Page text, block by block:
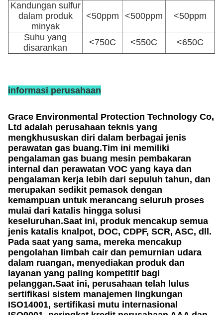
Kandungan sulfur
dalam produk
minyak
<50ppm <500ppm <50ppm
Suhu yang
disarankan
<750C <550C <650C
informasi perusahaan
Grace Environmental Protection Technology Co,
Ltd adalah perusahaan teknis yang
mengkhususkan diri dalam berbagai jenis
perawatan gas buang.Tim ini memiliki
pengalaman gas buang mesin pembakaran
internal dan perawatan VOC yang kaya dan
pengalaman kerja lebih dari sepuluh tahun, dan
merupakan sedikit pemasok dengan
kemampuan untuk merancang seluruh proses
mulai dari katalis hingga solusi
keseluruhan.Saat ini, produk mencakup semua
jenis katalis knalpot, DOC, CDPF, SCR, ASC, dll.
Pada saat yang sama, mereka mencakup
pengolahan limbah cair dan pemurnian udara
dalam ruangan, menyediakan produk dan
layanan yang paling kompetitif bagi
pelanggan.Saat ini, perusahaan telah lulus
sertifikasi sistem manajemen lingkungan
ISO14001, sertifikasi mutu internasional